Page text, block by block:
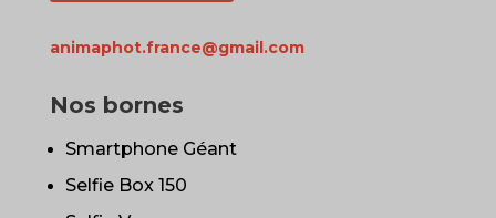
animaphot.france@gmail.com
Nos bornes
Smartphone Géant
Selfie Box 150